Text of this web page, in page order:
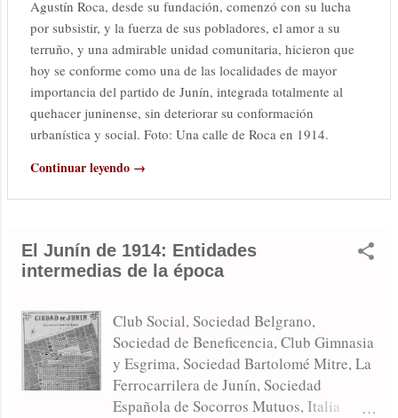
Agustín Roca, desde su fundación, comenzó con su lucha
por subsistir, y la fuerza de sus pobladores, el amor a su
terruño, y una admirable unidad comunitaria, hicieron que
hoy se conforme como una de las localidades de mayor
importancia del partido de Junín, integrada totalmente al
quehacer juninense, sin deteriorar su conformación
urbanística y social. Foto: Una calle de Roca en 1914.
Continuar leyendo →
El Junín de 1914: Entidades
intermedias de la época
Club Social, Sociedad Belgrano,
Sociedad de Beneficencia, Club Gimnasia
y Esgrima, Sociedad Bartolomé Mitre, La
Ferrocarrilera de Junín, Sociedad
Española de Socorros Mutuos, Italia